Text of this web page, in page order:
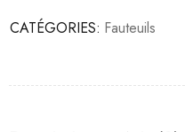
CATÉGORIES: Fauteuils